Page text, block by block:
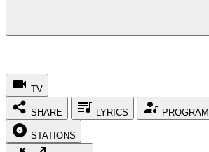
TV
SHARE LYRICS PROGRAM
STATIONS